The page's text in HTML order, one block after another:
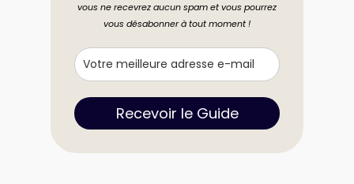
vous ne recevrez aucun spam et vous pourrez
vous désabonner à tout moment !
Recevoir le Guide